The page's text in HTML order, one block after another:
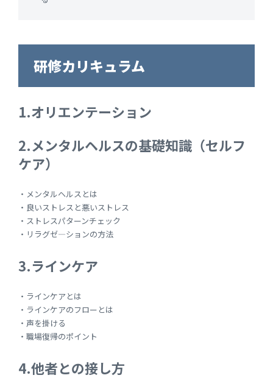
研修カリキュラム
1.オリエンテーション
2.メンタルヘルスの基礎知識（セルフ
ケア）
・メンタルヘルスとは
・良いストレスと悪いストレス
・ストレスパターンチェック
・リラグゼ―ションの方法
3.ラインケア
・ラインケアとは
・ラインケアのフローとは
・声を掛ける
・職場復帰のポイント
4.他者との接し方